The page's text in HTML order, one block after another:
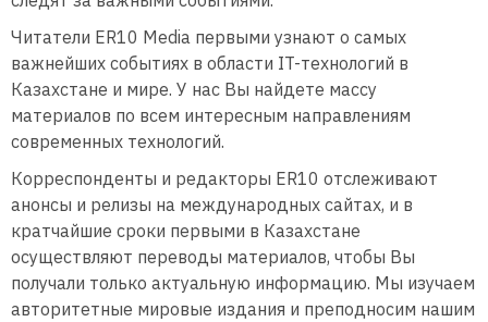
Читатели ER10 Media первыми узнают о самых
важнейших событиях в области IT-технологий в
Казахстане и мире. У нас Вы найдете массу
материалов по всем интересным направлениям
современных технологий.
Корреспонденты и редакторы ER10 отслеживают
анонсы и релизы на международных сайтах, и в
кратчайшие сроки первыми в Казахстане
осуществляют переводы материалов, чтобы Вы
получали только актуальную информацию. Мы изучаем
авторитетные мировые издания и преподносим нашим